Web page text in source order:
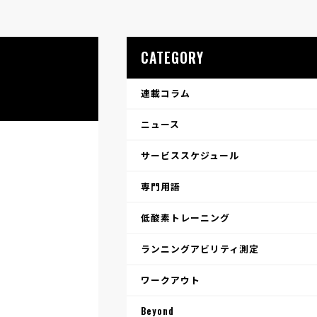
CATEGORY
連載コラム
ニュース
サービススケジュール
専門用語
低酸素トレーニング
ランニングアビリティ測定
ワークアウト
Beyond